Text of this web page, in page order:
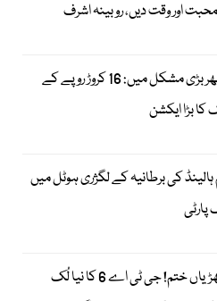
اور وقت دیں، روبینہ اشرف
راج پال یادو پھر بڑی مشکل میں: 16 کروڑ روپے کے
بڑا ایکشن
ہالینڈ کی برطانیہ کے لگژری ہوٹل میں
انتظار کی گھڑیاں ختم! جی ٹی اے 6 کا نیا لُک